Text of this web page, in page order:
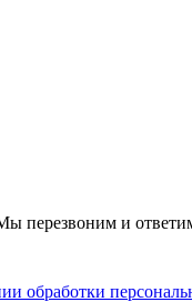
перезвоним и
обработки